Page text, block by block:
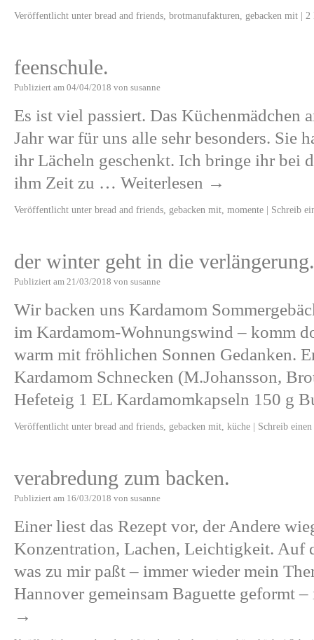
Veröffentlicht unter bread and friends brotmanufakturen gebacken mit | 2
feenschule.
Publiziert am 04/04/2018 von susanne
Es ist viel passiert. Das Küchenmädchen
Jahr war für uns alle sehr besonders. Sie
ihr Lächeln geschenkt. Ich bringe ihr bei
ihm Zeit zu … Weiterlesen →
Veröffentlicht unter bread and friends gebacken mit momente | Schreib
der winter geht in die verlängerung.
Publiziert am 21/03/2018 von susanne
Wir backen uns Kardamom
im Kardamom-Wohnungswind – komm
warm mit fröhlichen Sonnen Gedanken.
Kardamom Schnecken (M.Johansson,
Hefeteig 1 EL Kardamomkapseln 150 g
Veröffentlicht unter bread and friends gebacken mit küche | Schreib
verabredung zum backen.
Publiziert am 16/03/2018 von susanne
Einer liest das Rezept vor, der Andere
Konzentration, Lachen, Leichtigkeit. Auf
was zu mir paßt – immer wieder mein
Hannover gemeinsam Baguette geformt
→